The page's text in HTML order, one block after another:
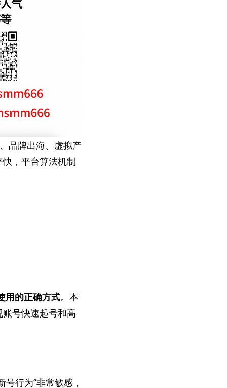
品牌出海、虚拟产
，平台算法机制
用的正确方式。本
号快速起号和高
行为”非常敏感，